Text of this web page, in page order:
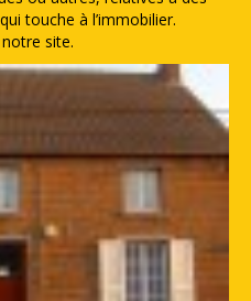
touche à l’immobilier.
site.